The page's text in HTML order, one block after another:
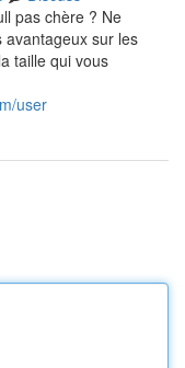
pas chère ? Ne
avantageux sur les
taille qui vous
user